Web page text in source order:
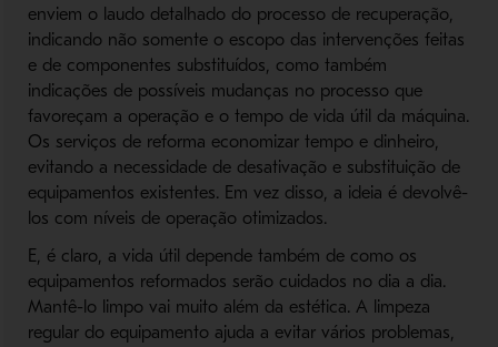
enviem o laudo detalhado do processo de recuperação,
indicando não somente o escopo das intervenções feitas
e de componentes substituídos, como também
indicações de possíveis mudanças no processo que
favoreçam a operação e o tempo de vida útil da máquina.
Os serviços de reforma economizar tempo e dinheiro,
evitando a necessidade de desativação e substituição de
equipamentos existentes. Em vez disso, a ideia é devolvê-
los com níveis de operação otimizados.
E, é claro, a vida útil depende também de como os
equipamentos reformados serão cuidados no dia a dia.
Mantê-lo limpo vai muito além da estética. A limpeza
regular do equipamento ajuda a evitar vários problemas,